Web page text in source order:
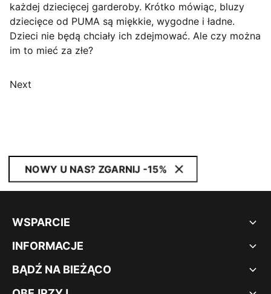
każdej dziecięcej garderoby. Krótko mówiąc, bluzy
dziecięce od PUMA są miękkie, wygodne i ładne.
Dzieci nie będą chciały ich zdejmować. Ale czy można
im to mieć za złe?
Next
NOWY U NAS? ZGARNIJ -15%
WSPARCIE
INFORMACJE
BĄDŹ NA BIEŻĄCO